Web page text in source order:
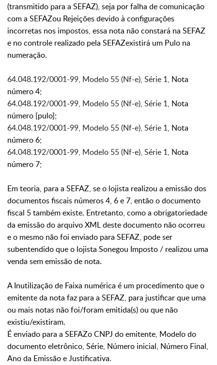
(transmitido para a SEFAZ), seja por falha de comunicação
com a SEFAZou Rejeições devido à configurações
incorretas nos impostos, essa nota não constará na SEFAZ
e no controle realizado pela SEFAZexistirá um Pulo na
numeração.
64.048.192/0001-99, Modelo 55 (Nf-e), Série 1, Nota
número 4;
64.048.192/0001-99, Modelo 55 (Nf-e), Série 1, Nota
número [pulo];
64.048.192/0001-99, Modelo 55 (Nf-e), Série 1, Nota
número 6;
64.048.192/0001-99, Modelo 55 (Nf-e), Série 1, Nota
número 7;
Em teoria, para a SEFAZ, se o lojista realizou a emissão dos
documentos fiscais números 4, 6 e 7, então o documento
fiscal 5 também existe. Entretanto, como a obrigatoriedade
da emissão do arquivo XML deste documento não ocorreu
e o mesmo não foi enviado para SEFAZ, pode ser
subentendido que o lojista Sonegou Imposto / realizou uma
venda sem emissão de nota.
A Inutilização de Faixa numérica é um procedimento que o
emitente da nota faz para a SEFAZ, para justificar que uma
ou mais notas não foi/foram emitida(s) ou que não
existiu/existiram.
É enviado para a SEFAZo CNPJ do emitente, Modelo do
documento eletrônico, Série, Número inicial, Número Final,
Ano da Emissão e Justificativa.